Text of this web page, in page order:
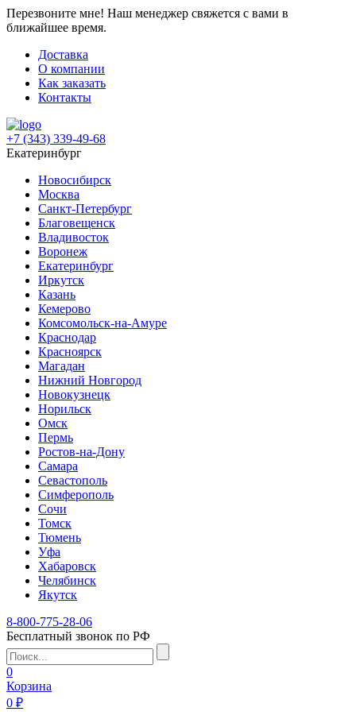
Перезвоните мне! Наш менеджер свяжется с вами в
ближайшее время.
Доставка
О компании
Как заказать
Контакты
+7 (343) 339-49-68
Екатеринбург
Новосибирск
Москва
Санкт-Петербург
Благовещенск
Владивосток
Воронеж
Екатеринбург
Иркутск
Казань
Кемерово
Комсомольск-на-Амуре
Краснодар
Красноярск
Магадан
Нижний Новгород
Новокузнецк
Норильск
Омск
Пермь
Ростов-на-Дону
Самара
Севастополь
Симферополь
Сочи
Томск
Тюмень
Уфа
Хабаровск
Челябинск
Якутск
8-800-775-28-06
Бесплатный звонок по РФ
0
Корзина
0 ₽